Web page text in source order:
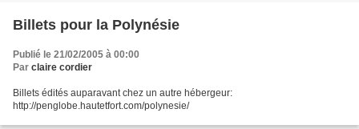
Billets pour la Polynésie
Publié le 21/02/2005 à 00:00
Par claire cordier
Billets édités auparavant chez un autre hébergeur:
http://penglobe.hautetfort.com/polynesie/